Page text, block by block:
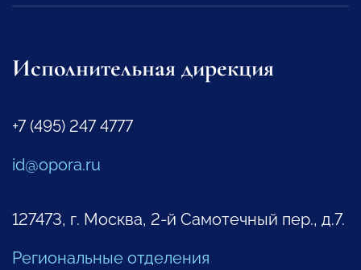
Исполнительная дирекция
+7 (495) 247 4777
id@opora.ru
127473, г. Москва, 2-й Самотечный пер., д.7.
Региональные отделения